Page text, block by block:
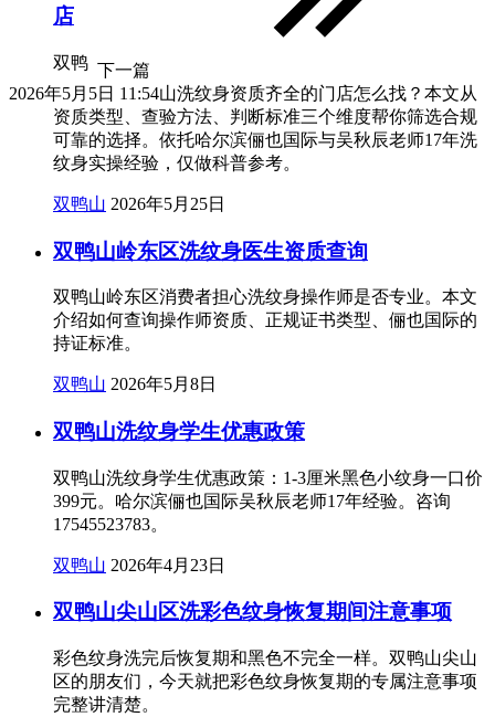
下一篇
2026年5月5日 11:54
店
双鸭
山洗纹身资质齐全的门店怎么找？本文从
资质类型、查验方法、判断标准三个维度帮你筛选合规
可靠的选择。依托哈尔滨俪也国际与吴秋辰老师17年洗
纹身实操经验，仅做科普参考。
双鸭山 2026年5月25日
双鸭山岭东区洗纹身医生资质查询
双鸭山岭东区消费者担心洗纹身操作师是否专业。本文
介绍如何查询操作师资质、正规证书类型、俪也国际的
持证标准。
双鸭山 2026年5月8日
双鸭山洗纹身学生优惠政策
双鸭山洗纹身学生优惠政策：1-3厘米黑色小纹身一口价
399元。哈尔滨俪也国际吴秋辰老师17年经验。咨询
17545523783。
双鸭山 2026年4月23日
双鸭山尖山区洗彩色纹身恢复期间注意事项
彩色纹身洗完后恢复期和黑色不完全一样。双鸭山尖山
区的朋友们，今天就把彩色纹身恢复期的专属注意事项
完整讲清楚。